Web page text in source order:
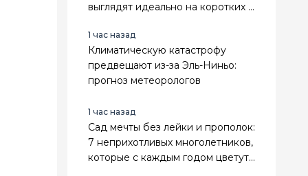
выглядят идеально на коротких и
1 час назад
Климатическую катастрофу
предвещают из-за Эль-Ниньо:
прогноз метеорологов
1 час назад
Сад мечты без лейки и прополок:
7 неприхотливых многолетников,
которые с каждым годом цветут